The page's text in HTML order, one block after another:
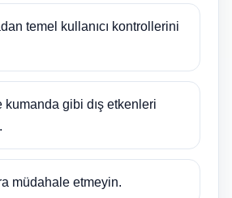
temel kullanıcı kontrollerini
kumanda gibi dış etkenleri
müdahale etmeyin.